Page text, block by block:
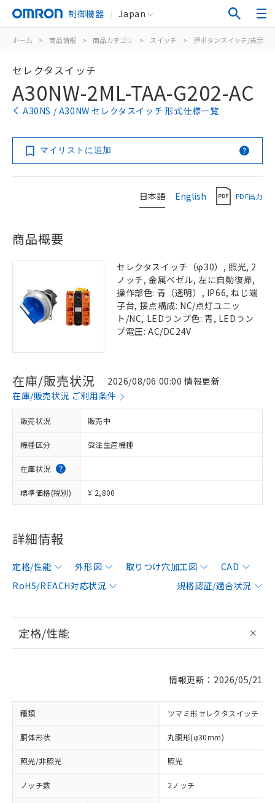
制御機器 Japan
ホーム > 商品情報 > 商品カテゴリ > スイッチ > 押ボタンスイッチ/表示灯
セレクタスイッチ
A30NW-2ML-TAA-G202-AC
A30NS / A30NW セレクタスイッチ 形式仕様一覧
マイリストに追加
日本語 English PDF出力
商品概要
セレクタスイッチ（φ30）, 照光, 2
ノッチ, 金属ベゼル, 左に自動復帰,
操作部色: 青（透明）, IP66, ねじ端
子台, 接点構成: NC/点灯ユニッ
ト/NC, LEDランプ色: 青, LEDラン
プ電圧: AC/DC24V
在庫/販売状況
2026/08/06 00:00 情報更新
在庫/販売状況 ご利用条件
販売状況 販売中
機種区分 受注生産機種
在庫状況
標準価格(税別) ¥ 2,800
詳細情報
定格/性能 外形図 取りつけ穴加工図
CAD
RoHS/REACH対応状況
規格認証/適合状況
定格/性能
情報更新：2026/05/21
種類 ツマミ形セレクタスイッチ
胴体形状 丸胴形(φ30mm)
照光/非照光 照光
ノッチ数 2ノッチ